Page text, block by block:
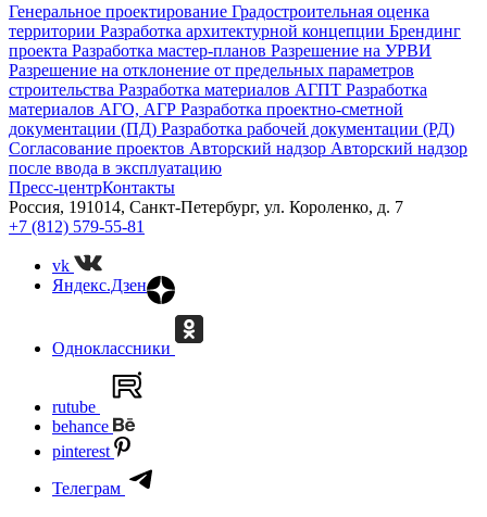
Генеральное проектирование Градостроительная оценка
территории Разработка архитектурной концепции Брендинг
проекта Разработка мастер-планов Разрешение на УРВИ
Разрешение на отклонение от предельных параметров
строительства Разработка материалов АГПТ Разработка
материалов АГО, АГР Разработка проектно-сметной
документации (ПД) Разработка рабочей документации (РД)
Согласование проектов Авторский надзор Авторский надзор
после ввода в эксплуатацию
Пресс-центрКонтакты
Россия, 191014, Санкт-Петербург, ул. Короленко, д. 7
+7 (812) 579-55-81
vk
Яндекс.Дзен
Одноклассники
rutube
behance
pinterest
Телеграм